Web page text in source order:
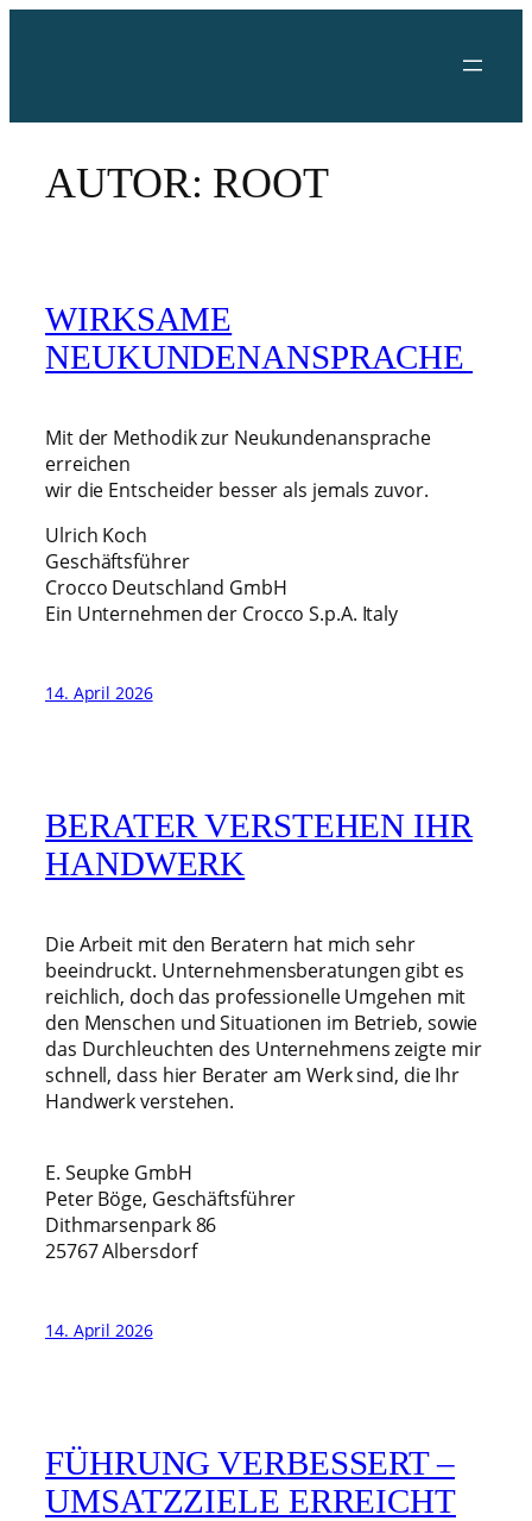
AUTOR: ROOT
WIRKSAME
NEUKUNDENANSPRACHE
Mit der Methodik zur Neukundenansprache
erreichen
wir die Entscheider besser als jemals zuvor.
Ulrich Koch
Geschäftsführer
Crocco Deutschland GmbH
Ein Unternehmen der Crocco S.p.A. Italy
14. April 2026
BERATER VERSTEHEN IHR
HANDWERK
Die Arbeit mit den Beratern hat mich sehr
beeindruckt. Unternehmensberatungen gibt es
reichlich, doch das professionelle Umgehen mit
den Menschen und Situationen im Betrieb, sowie
das Durchleuchten des Unternehmens zeigte mir
schnell, dass hier Berater am Werk sind, die Ihr
Handwerk verstehen.
E. Seupke GmbH
Peter Böge, Geschäftsführer
Dithmarsenpark 86
25767 Albersdorf
14. April 2026
FÜHRUNG VERBESSERT –
UMSATZZIELE ERREICHT